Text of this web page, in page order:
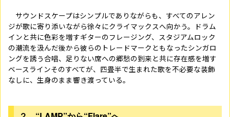
サウンドスケープはシンプルでありながらも、すべてのアレン
ジが歌に寄り添いながら徐々にクライマックスへ向かう。ドラム
インと共に色彩を増すギターのフレージング、スタジアムロック
の潮流を汲んだ後から彼らのトレードマークともなったシンガロ
ングを誘う合唱、足りない席への郷愁の到来と共に存在感を増す
ベースライン――そのすべてが、四畳半で生まれた歌を不必要な装飾
なしに、生身のまま響き渡っている。